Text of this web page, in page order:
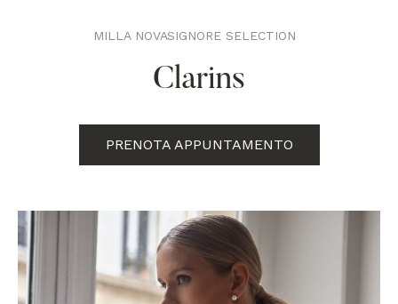
MILLA NOVA,
SIGNORE SELECTION
Clarins
PRENOTA APPUNTAMENTO